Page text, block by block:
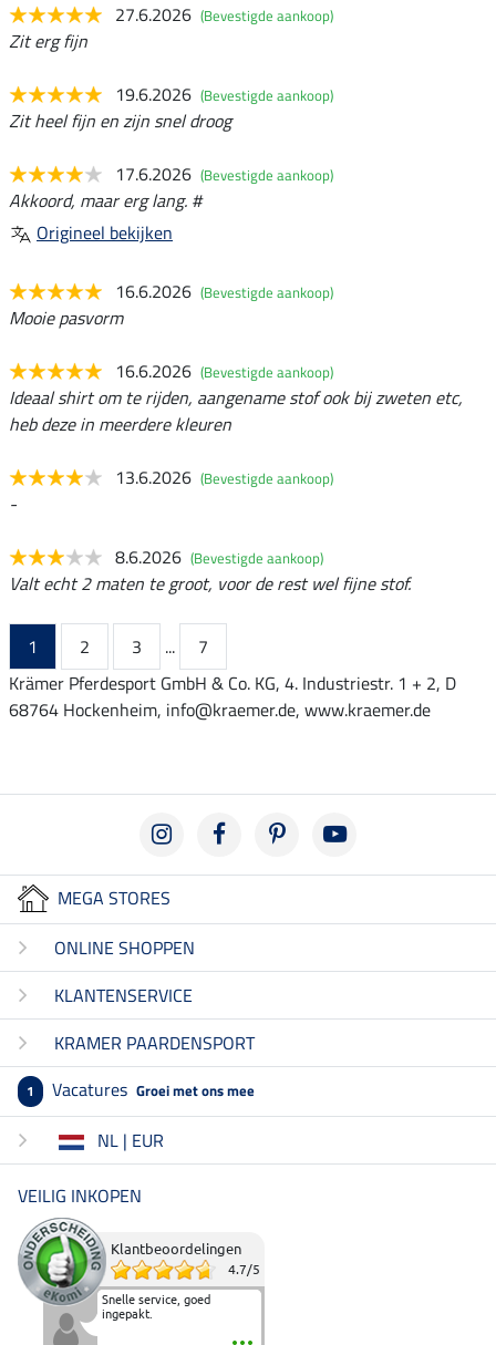
27.6.2026 (Bevestigde aankoop)
Zit erg fijn
19.6.2026 (Bevestigde aankoop)
Zit heel fijn en zijn snel droog
17.6.2026 (Bevestigde aankoop)
Akkoord, maar erg lang. #
Origineel bekijken
16.6.2026 (Bevestigde aankoop)
Mooie pasvorm
16.6.2026 (Bevestigde aankoop)
Ideaal shirt om te rijden, aangename stof ook bij zweten etc,
heb deze in meerdere kleuren
13.6.2026 (Bevestigde aankoop)
-
8.6.2026 (Bevestigde aankoop)
Valt echt 2 maten te groot, voor de rest wel fijne stof.
1 2 3 ...
7
Krämer Pferdesport GmbH & Co. KG, 4. Industriestr. 1 + 2, D
68764 Hockenheim, info@kraemer.de, www.kraemer.de
MEGA STORES
ONLINE SHOPPEN
KLANTENSERVICE
KRAMER PAARDENSPORT
1 Vacatures Groei met ons mee
NL | EUR
VEILIG INKOPEN
Klantbeoordelingen
4.7/5
Snelle service, goed
ingepakt.